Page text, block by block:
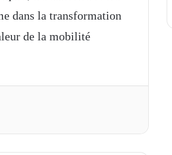
dans la transformation
de la mobilité